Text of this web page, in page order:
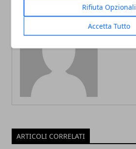
Rifiuta Opzionali
Accetta Tutto
ARTICOLI CORRELATI